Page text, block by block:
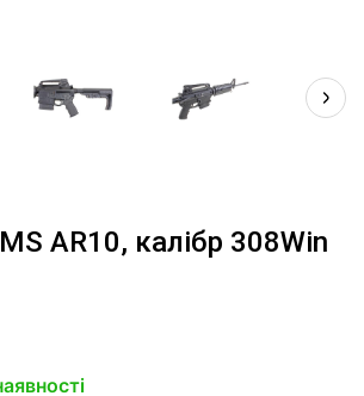
AR10, калібр 308Win